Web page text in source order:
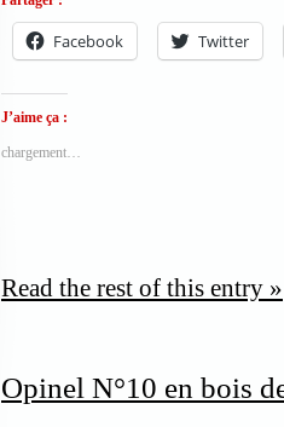
Facebook Twitter
J’aime ça :
chargement…
Read the rest of this entry »
Opinel N°10 en bois